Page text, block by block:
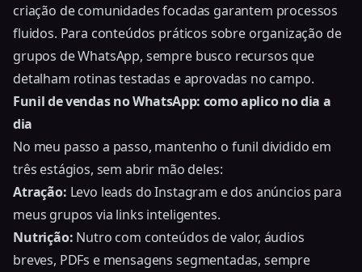
criação de comunidades focadas garantem processos
fluidos. Para conteúdos práticos sobre organização de
grupos de WhatsApp, sempre busco recursos que
detalham rotinas testadas e aprovadas no campo.
Funil de vendas no WhatsApp: como aplico no dia a
dia
No meu passo a passo, mantenho o funil dividido em
três estágios, sem abrir mão deles:
Atração: Levo leads do Instagram e dos anúncios para
meus grupos via links inteligentes.
Nutrição: Nutro com conteúdos de valor, áudios
breves, PDFs e mensagens segmentadas, sempre